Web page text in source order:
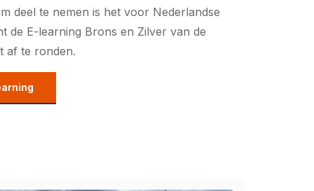
deel te nemen is het voor Nederlandse
de E-learning Brons en Zilver van de
af te ronden.